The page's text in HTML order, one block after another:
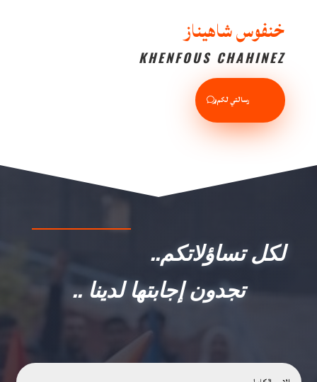
خنفوس شاهيناز
KHENFOUS CHAHINEZ
رسالتي لكم
لكل تساؤلاتكم..
تجدون إجابتها لدينا ..